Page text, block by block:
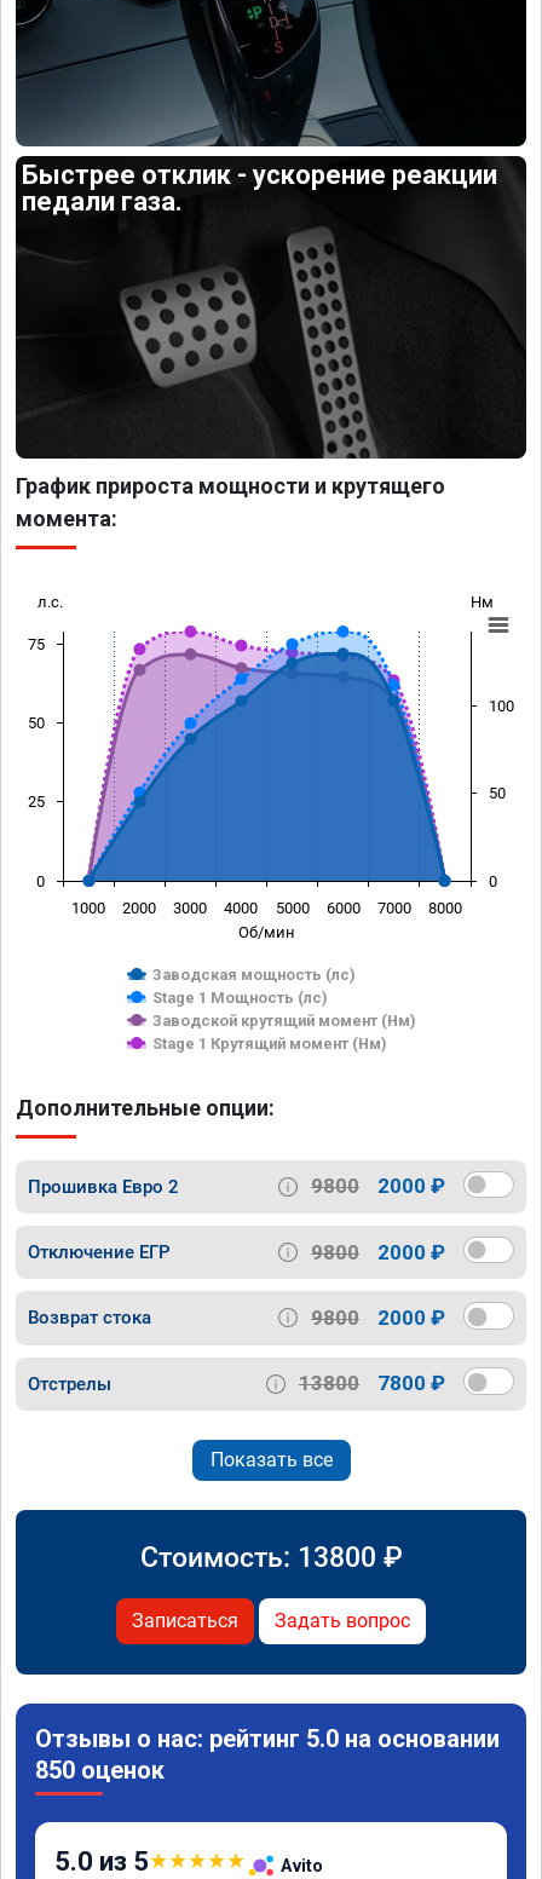
Быстрее отклик - ускорение реакции
педали газа.
График прироста мощности и крутящего
момента:
Об/мин
л.с. Нм
Заводская мощность (лс)
Stage 1 Мощность (лс)
Заводской крутящий момент (Нм)
Stage 1 Крутящий момент (Нм)
1000 2000 3000 4000 5000 6000 7000 8000
0
25
50
75
0
50
100
Дополнительные опции:
Прошивка Евро 2 9800 2000 ₽
Отключение ЕГР 9800 2000 ₽
Возврат стока 9800 2000 ₽
Отстрелы 13800 7800 ₽
Показать все
Стоимость: 13800 ₽
Записаться Задать вопрос
Отзывы о нас: рейтинг 5.0 на основании
850 оценок
5.0 из 5★★★★★ Avito